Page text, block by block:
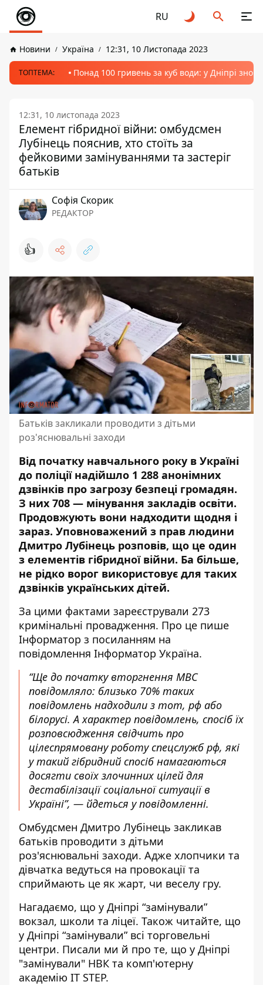
RU
Новини Україна 12:31, 10 Листопада 2023
ТОПТЕМА: Понад 100 гривень за куб води: у Дніпрі
12:31, 10 листопада 2023
Елемент гібридної війни: омбудсмен
Лубінець пояснив, хто стоїть за
фейковими замінуваннями та застеріг
батьків
Софія Скорик
РЕДАКТОР
👍
Батьків закликали проводити з дітьми
роз'яснювальні заходи
Від початку навчального року в Україні
до поліції надійшло 1 288 анонімних
дзвінків про загрозу безпеці громадян.
З них 708 — мінування закладів освіти.
Продовжують вони надходити щодня і
зараз. Уповноважений з прав людини
Дмитро Лубінець розповів, що це один
з елементів гібридної війни. Ба більше,
не рідко ворог використовує для таких
дзвінків українських дітей.
За цими фактами зареєстрували 273
кримінальні провадження. Про це пише
Інформатор з посиланням на
повідомлення Інформатор Україна.
“Ще до початку вторгнення МВС
повідомляло: близько 70% таких
повідомлень надходили з тот, рф або
білорусі. А характер повідомлень, спосіб їх
розповсюдження свідчить про
цілеспрямовану роботу спецслужб рф, які
у такий гібридний спосіб намагаються
досягти своїх злочинних цілей для
дестабілізації соціальної ситуації в
Україні”, — йдеться у повідомленні.
Омбудсмен Дмитро Лубінець закликав
батьків проводити з дітьми
роз'яснювальні заходи. Адже хлопчики та
дівчатка ведуться на провокації та
сприймають це як жарт, чи веселу гру.
Нагадаємо, що у Дніпрі “замінували”
вокзал, школи та ліцеї. Також читайте, що
у Дніпрі “замінували” всі торговельні
центри. Писали ми й про те, що у Дніпрі
"замінували" НВК та комп'ютерну
академію IT STEP.